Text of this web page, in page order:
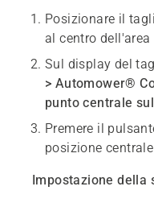
Posizionare il
al centro
Sul display del
> Automower®
punto centrale
Premere il
posizione centrale
Impostazione della